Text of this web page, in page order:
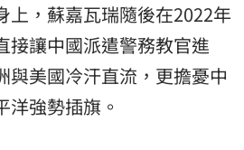
上，蘇嘉瓦瑞隨後在2022年
接讓中國派遣警務教官進
與美國冷汗直流，更擔憂中
洋強勢插旗。